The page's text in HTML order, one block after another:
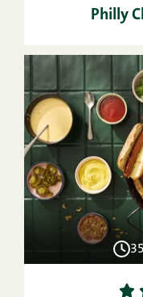
Philly
1